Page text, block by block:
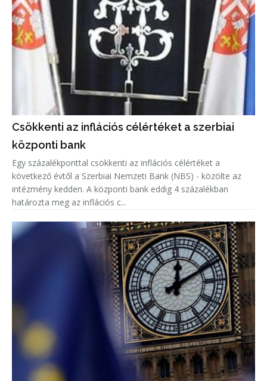
Csökkenti az inflációs célértéket a szerbiai
központi bank
Egy százalékponttal csökkenti az inflációs célértéket a
következő évtől a Szerbiai Nemzeti Bank (NBS) - közölte az
intézmény kedden. A központi bank eddig 4 százalékban
határozta meg az inflációs c...